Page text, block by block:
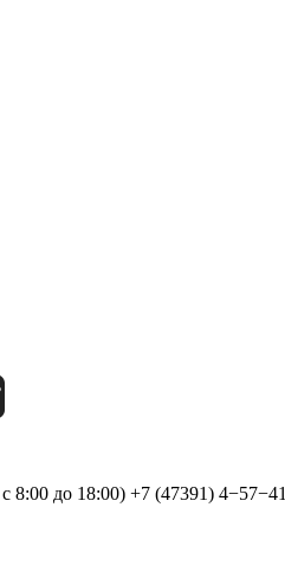
8:00 до 18:00) +7 (47391) 4−57−41